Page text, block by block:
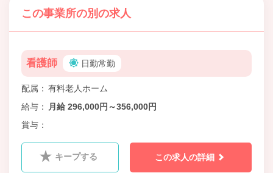
この事業所の別の求人
看護師 日勤常勤
配属
有料老人ホーム
給与
月給 296,000円～356,000円
賞与
キープする この求人の詳細